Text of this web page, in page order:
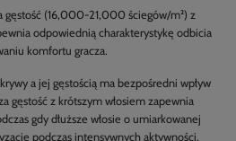
gęstość (16,000-21,000 ściegów/m²) z
odpowiednią charakterystykę odbicia
komfortu gracza.
a jej gęstością ma bezpośredni wpływ
gęstość z krótszym włosiem zapewnia
gdy dłuższe włosie o umiarkowanej
podczas intensywnych aktywności.